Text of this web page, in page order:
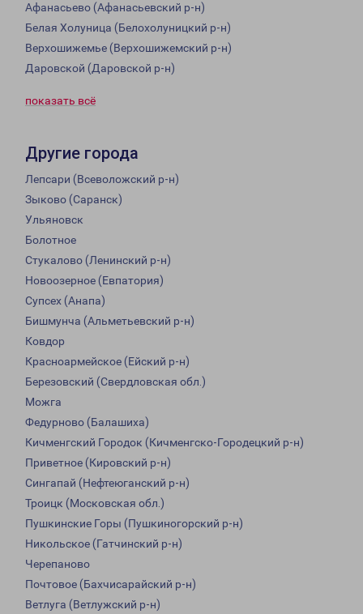
Афанасьево (Афанасьевский р-н)
Белая Холуница (Белохолуницкий р-н)
Верхошижемье (Верхошижемский р-н)
Даровской (Даровской р-н)
показать всё
Другие города
Лепсари (Всеволожский р-н)
Зыково (Саранск)
Ульяновск
Болотное
Стукалово (Ленинский р-н)
Новоозерное (Евпатория)
Супсех (Анапа)
Бишмунча (Альметьевский р-н)
Ковдор
Красноармейское (Ейский р-н)
Березовский (Свердловская обл.)
Можга
Федурново (Балашиха)
Кичменгский Городок (Кичменгско-Городецкий р-н)
Приветное (Кировский р-н)
Сингапай (Нефтеюганский р-н)
Троицк (Московская обл.)
Пушкинские Горы (Пушкиногорский р-н)
Никольское (Гатчинский р-н)
Черепаново
Почтовое (Бахчисарайский р-н)
Ветлуга (Ветлужский р-н)